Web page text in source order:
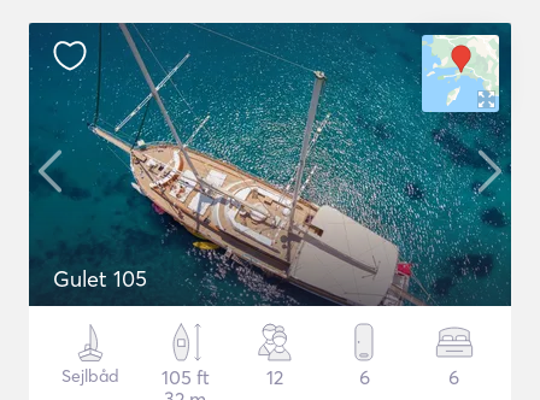
Gulet 105
Sejlbåd
105 ft
12 6 6